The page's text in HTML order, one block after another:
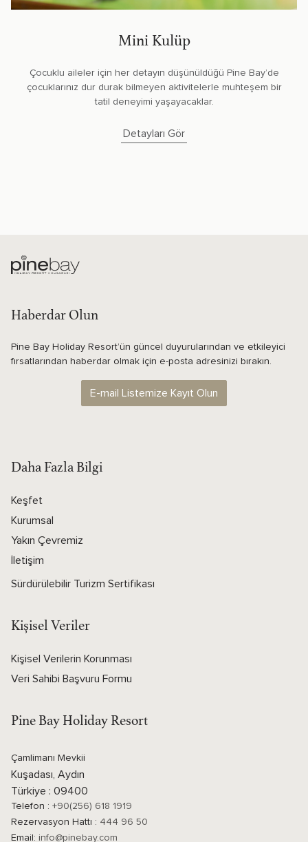
Mini Kulüp
Çocuklu aileler için her detayın düşünüldüğü Pine Bay’de
çocuklarınız dur durak bilmeyen aktivitelerle muhteşem bir
tatil deneyimi yaşayacaklar.
Detayları Gör
Haberdar Olun
Pine Bay Holiday Resort’ün güncel duyurularından ve etkileyici
fırsatlarından haberdar olmak için e-posta adresinizi bırakın.
E-mail Listemize Kayıt Olun
Daha Fazla Bilgi
Keşfet
Kurumsal
Yakın Çevremiz
İletişim
Sürdürülebilir Turizm Sertifikası
Kişisel Veriler
Kişisel Verilerin Korunması
Veri Sahibi Başvuru Formu
Pine Bay Holiday Resort
Çamlimanı Mevkii
Kuşadası, Aydın
Türkiye : 09400
Telefon : +90(256) 618 1919
Rezervasyon Hattı : 444 96 50
Email: info@pinebay.com